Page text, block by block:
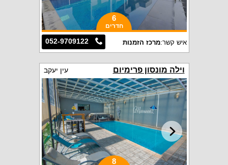
6
חדרים
052-9709122 איש קשר:מרכז הזמנות
וילה מונסון פרימיום עין יעקב
8